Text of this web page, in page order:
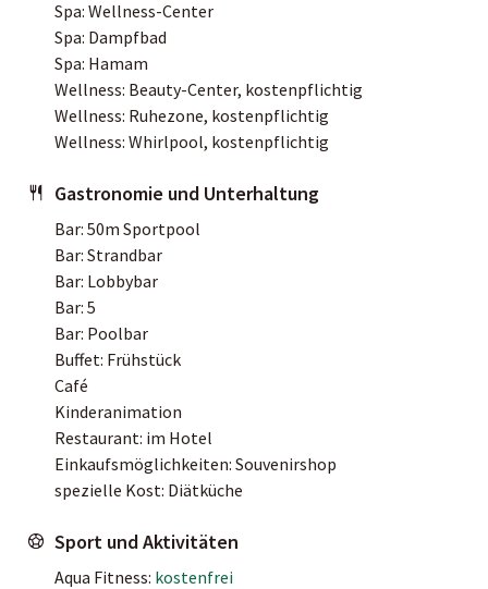
Spa: Wellness-Center
Spa: Dampfbad
Spa: Hamam
Wellness: Beauty-Center, kostenpflichtig
Wellness: Ruhezone, kostenpflichtig
Wellness: Whirlpool, kostenpflichtig
Gastronomie und Unterhaltung
Bar: 50m Sportpool
Bar: Strandbar
Bar: Lobbybar
Bar: 5
Bar: Poolbar
Buffet: Frühstück
Café
Kinderanimation
Restaurant: im Hotel
Einkaufsmöglichkeiten: Souvenirshop
spezielle Kost: Diätküche
Sport und Aktivitäten
Aqua Fitness: kostenfrei